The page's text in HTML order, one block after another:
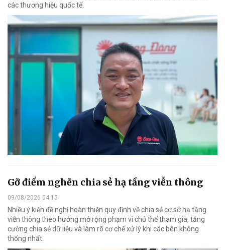
các thương hiệu quốc tế.
Gỡ điểm nghẽn chia sẻ hạ tầng viễn thông
09/08/2026 04:15
Nhiều ý kiến đề nghị hoàn thiện quy định về chia sẻ cơ sở hạ tầng
viễn thông theo hướng mở rộng phạm vi chủ thể tham gia, tăng
cường chia sẻ dữ liệu và làm rõ cơ chế xử lý khi các bên không
thống nhất.